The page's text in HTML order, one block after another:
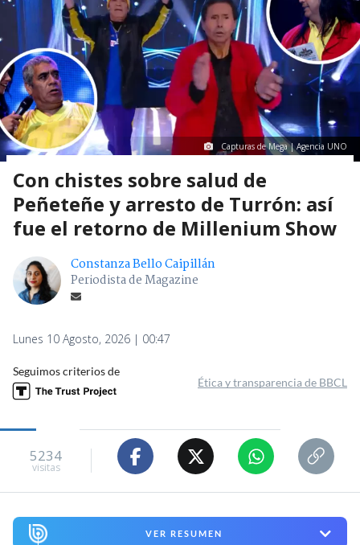
Capturas de Mega | Agencia UNO
Con chistes sobre salud de
Peñeteñe y arresto de Turrón: así
fue el retorno de Millenium Show
Constanza Bello Caipillán
Periodista de Magazine
Lunes 10 Agosto, 2026 | 00:47
Seguimos criterios de
Ética y transparencia de BBCL
5234
visitas
VER RESUMEN